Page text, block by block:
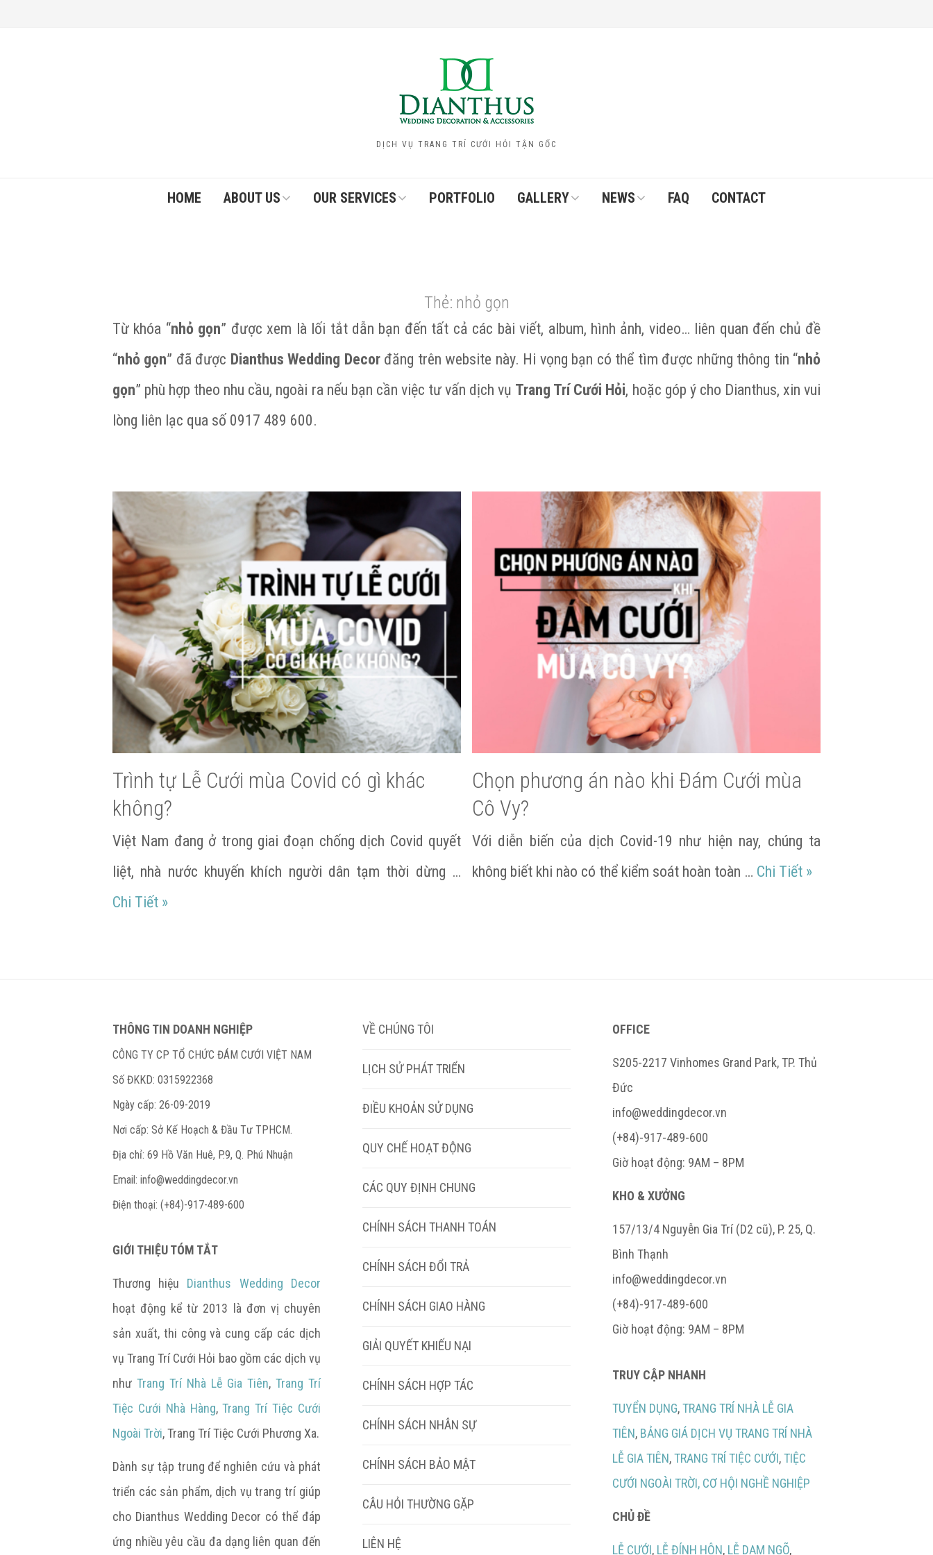
DỊCH VỤ TRANG TRÍ CƯỚI HỎI TẬN GỐC
HOME ABOUT US OUR SERVICES PORTFOLIO GALLERY NEWS FAQ CONTACT
Thẻ: nhỏ gọn
Từ khóa “nhỏ gọn” được xem là lối tắt dẫn bạn đến tất cả các bài viết, album, hình ảnh, video… liên quan đến chủ đề
“nhỏ gọn” đã được Dianthus Wedding Decorđăng trên website này. Hi vọng bạn có thể tìm được những thông tin “nhỏ
gọn” phù hợp theo nhu cầu, ngoài ra nếu bạn cần việc tư vấn dịch vụ Trang Trí Cưới Hỏi, hoặc góp ý cho Dianthus, xin vui
lòng liên lạc qua số 0917 489 600.
Trình tự Lễ Cưới mùa Covid có gì khác
không?
Việt Nam đang ở trong giai đoạn chống dịch Covid quyết
liệt, nhà nước khuyến khích người dân tạm thời dừng …
Chi Tiết Trình tự Lễ Cưới mùa Covid có gì khác không?
»
Chọn phương án nào khi Đám Cưới mùa
Cô Vy?
Với diễn biến của dịch Covid-19 như hiện nay, chúng ta
không biết khi nào có thể kiểm soát hoàn toàn … Chi Tiết Chọn phương án nào
»
THÔNG TIN DOANH NGHIỆP
CÔNG TY CP TỔ CHỨC ĐÁM CƯỚI VIỆT NAM
Số ĐKKD: 0315922368
Ngày cấp: 26-09-2019
Nơi cấp: Sở Kế Hoạch & Đầu Tư TPHCM.
Địa chỉ: 69 Hồ Văn Huê, P.9, Q. Phú Nhuận
Email: info@weddingdecor.vn
Điện thoại: (+84)-917-489-600
GIỚI THIỆU TÓM TẮT
Thương hiệu Dianthus Wedding Decor
hoạt động kể từ 2013 là đơn vị chuyên
sản xuất, thi công và cung cấp các dịch
vụ Trang Trí Cưới Hỏi bao gồm các dịch vụ
như Trang Trí Nhà Lễ Gia Tiên, Trang Trí
Tiệc Cưới Nhà Hàng,Trang Trí Tiệc Cưới
Ngoài Trời, Trang Trí Tiệc Cưới Phương Xa.
Dành sự tập trung để nghiên cứu và phát
triển các sản phẩm, dịch vụ trang trí giúp
cho Dianthus Wedding Decor có thể đáp
ứng nhiều yêu cầu đa dạng liên quan đến
VỀ CHÚNG TÔI
LỊCH SỬ PHÁT TRIỂN
ĐIỀU KHOẢN SỬ DỤNG
QUY CHẾ HOẠT ĐỘNG
CÁC QUY ĐỊNH CHUNG
CHÍNH SÁCH THANH TOÁN
CHÍNH SÁCH ĐỔI TRẢ
CHÍNH SÁCH GIAO HÀNG
GIẢI QUYẾT KHIẾU NẠI
CHÍNH SÁCH HỢP TÁC
CHÍNH SÁCH NHÂN SỰ
CHÍNH SÁCH BẢO MẬT
CÂU HỎI THƯỜNG GẶP
LIÊN HỆ
OFFICE
S205-2217 Vinhomes Grand Park, TP. Thủ
Đức
info@weddingdecor.vn
(+84)-917-489-600
Giờ hoạt động: 9AM – 8PM
KHO & XƯỞNG
157/13/4 Nguyễn Gia Trí (D2 cũ), P. 25, Q.
Bình Thạnh
info@weddingdecor.vn
(+84)-917-489-600
Giờ hoạt động: 9AM – 8PM
TRUY CẬP NHANH
TUYỂN DỤNG,TRANG TRÍ NHÀ LỄ GIA
TIÊN, BẢNG GIÁ DỊCH VỤ TRANG TRÍ NHÀ
LỄ GIA TIÊN,TRANG TRÍ TIỆC CƯỚI,TIỆC
CƯỚI NGOÀI TRỜI, CƠ HỘI NGHỀ NGHIỆP
CHỦ ĐỀ
LỄ CƯỚI, LỄ ĐÍNH HÔN, LỄ DẠM NGÕ,